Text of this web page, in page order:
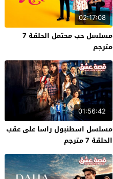
02:17:08
مسلسل حب محتمل الحلقة 7
مترجم
01:56:42
مسلسل اسطنبول راسا على عقب
الحلقة 7 مترجم